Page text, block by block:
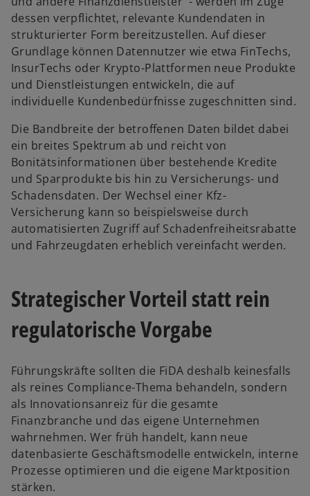
dessen verpflichtet, relevante Kundendaten in
strukturierter Form bereitzustellen. Auf dieser
Grundlage können Datennutzer wie etwa FinTechs,
InsurTechs oder Krypto-Plattformen neue Produkte
und Dienstleistungen entwickeln, die auf
individuelle Kundenbedürfnisse zugeschnitten sind.
Die Bandbreite der betroffenen Daten bildet dabei
ein breites Spektrum ab und reicht von
Bonitätsinformationen über bestehende Kredite
und Sparprodukte bis hin zu Versicherungs- und
Schadensdaten. Der Wechsel einer Kfz-
Versicherung kann so beispielsweise durch
automatisierten Zugriff auf Schadenfreiheitsrabatte
und Fahrzeugdaten erheblich vereinfacht werden.
Strategischer Vorteil statt rein
regulatorische Vorgabe
Führungskräfte sollten die FiDA deshalb keinesfalls
als reines Compliance-Thema behandeln, sondern
als Innovationsanreiz für die gesamte
Finanzbranche und das eigene Unternehmen
wahrnehmen. Wer früh handelt, kann neue
datenbasierte Geschäftsmodelle entwickeln, interne
Prozesse optimieren und die eigene Marktposition
stärken.